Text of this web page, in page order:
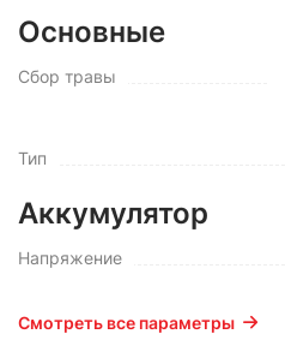
Основные
Сбор травы
Тип
Аккумулятор
Напряжение
Смотреть все параметры